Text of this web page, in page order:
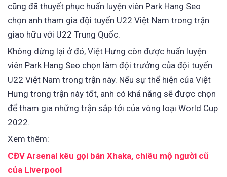
cũng đã thuyết phục huấn luyện viên Park Hang Seo
chọn anh tham gia đội tuyển U22 Việt Nam trong trận
giao hữu với U22 Trung Quốc.
Không dừng lại ở đó, Việt Hưng còn được huấn luyện
viên Park Hang Seo chọn làm đội trưởng của đội tuyển
U22 Việt Nam trong trận này. Nếu sự thể hiện của Việt
Hưng trong trận này tốt, anh có khả năng sẽ được chọn
để tham gia những trận sắp tới của vòng loại World Cup
2022.
Xem thêm:
CĐV Arsenal kêu gọi bán Xhaka, chiêu mộ người cũ
của Liverpool